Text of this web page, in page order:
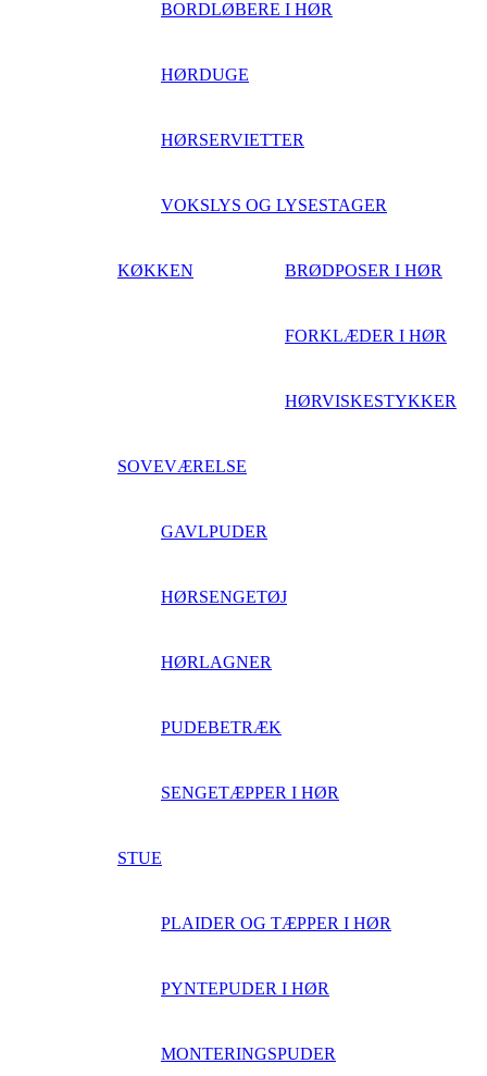
BORDLØBERE I HØR
HØRDUGE
HØRSERVIETTER
VOKSLYS OG LYSESTAGER
KØKKEN BRØDPOSER I HØR
FORKLÆDER I HØR
HØRVISKESTYKKER
SOVEVÆRELSE
GAVLPUDER
HØRSENGETØJ
HØRLAGNER
PUDEBETRÆK
SENGETÆPPER I HØR
STUE
PLAIDER OG TÆPPER I HØR
PYNTEPUDER I HØR
MONTERINGSPUDER